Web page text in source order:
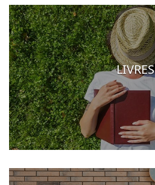
LIVRES